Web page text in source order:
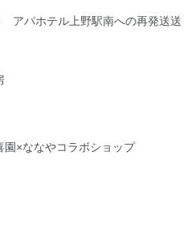
アパホテル上野駅南への再発送送
×ななやコラボショップ